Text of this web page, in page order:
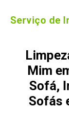
Serviço de
Mim
Sofá,
Sofás